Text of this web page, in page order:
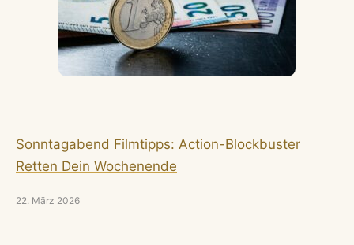
Sonntagabend Filmtipps: Action-Blockbuster
Retten Dein Wochenende
22. März 2026